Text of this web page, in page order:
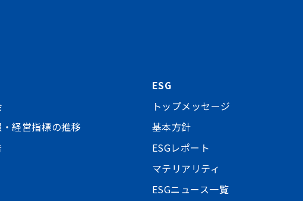
経営指標の推移
ESG
トップメッセージ
基本方針
ESGレポート
マテリアリティ
ESGニュース一覧